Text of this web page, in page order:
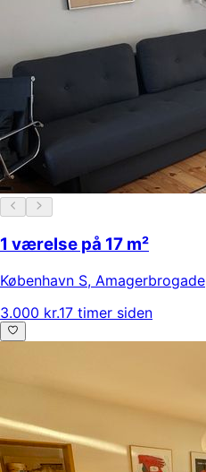
1 værelse på 17 m²
København S, Amagerbrogade
3.000 kr.17 timer siden